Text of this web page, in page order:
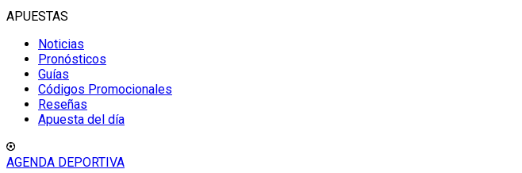
APUESTAS
Noticias
Pronósticos
Guías
Códigos Promocionales
Reseñas
Apuesta del día
AGENDA DEPORTIVA